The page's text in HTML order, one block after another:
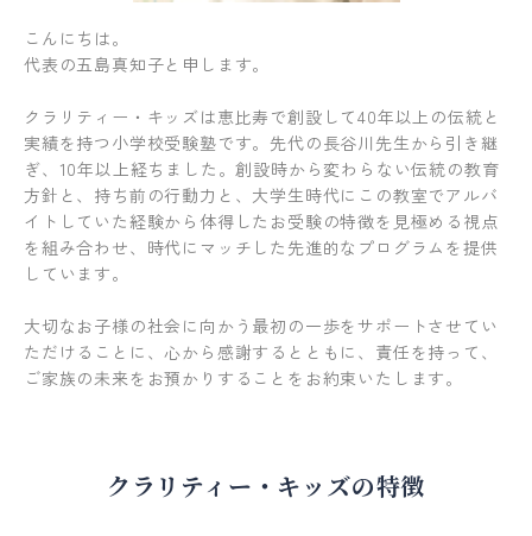
こんにちは。
代表の五島真知子と申します。
クラリティー・キッズは恵比寿で創設して40年以上の伝統と
実績を持つ小学校受験塾です。先代の長谷川先生から引き継
ぎ、10年以上経ちました。創設時から変わらない伝統の教育
方針と、持ち前の行動力と、大学生時代にこの教室でアルバ
イトしていた経験から体得したお受験の特徴を見極める視点
を組み合わせ、時代にマッチした先進的なプログラムを提供
しています。
大切なお子様の社会に向かう最初の一歩をサポートさせてい
ただけることに、心から感謝するとともに、責任を持って、
ご家族の未来をお預かりすることをお約束いたします。
クラリティー・キッズの特徴